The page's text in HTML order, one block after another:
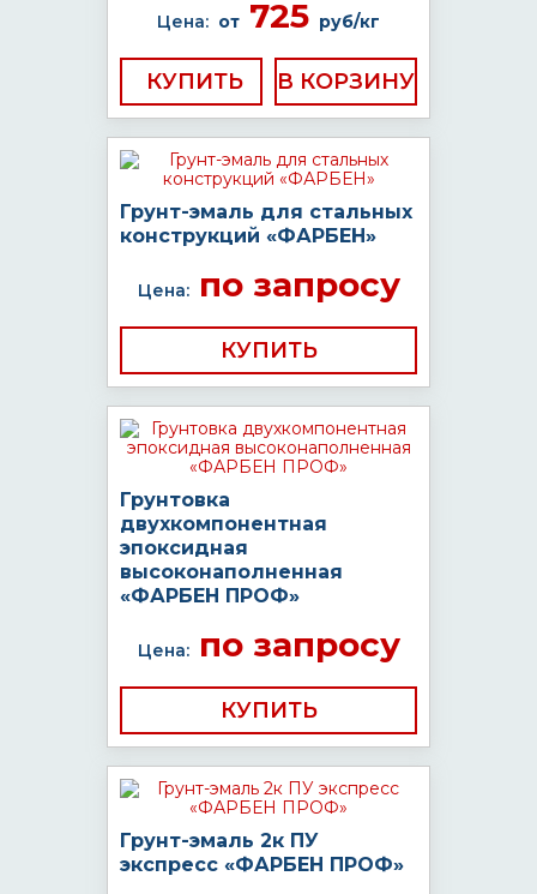
Цена: от 725 руб/кг
КУПИТЬ
Грунт-эмаль для стальных
конструкций «ФАРБЕН»
Цена:по запросу
КУПИТЬ
Грунтовка
двухкомпонентная
эпоксидная
высоконаполненная
«ФАРБЕН ПРОФ»
Цена:по запросу
КУПИТЬ
Грунт-эмаль 2к ПУ
экспресс «ФАРБЕН ПРОФ»